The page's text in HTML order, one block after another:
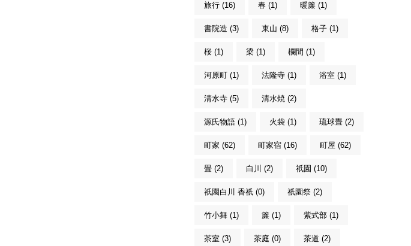
旅行 (16) 春 (1) 暖簾 (1)
書院造 (3) 東山 (8) 格子 (1)
桜 (1) 梁 (1) 欄間 (1)
河原町 (1) 法隆寺 (1) 浴室 (1)
清水寺 (5) 清水焼 (2)
源氏物語 (1) 火袋 (1) 琉球畳 (2)
町家 (62) 町家宿 (16) 町屋 (62)
畳 (2) 白川 (2) 祇園 (10)
祇園白川 香祇 (0) 祇園祭 (2)
竹小舞 (1) 簾 (1) 紫式部 (1)
茶室 (3) 茶庭 (0) 茶道 (2)